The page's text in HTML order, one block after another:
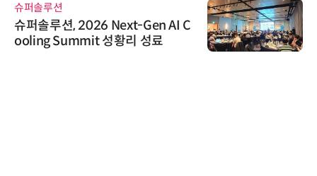
슈퍼솔루션
슈퍼솔루션, 2026 Next-Gen AI C
ooling Summit 성황리 성료